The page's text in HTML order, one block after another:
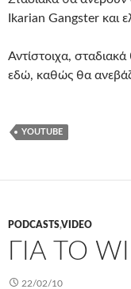
Ikarian Gangster και
Αντίστοιχα,
εδώ, καθώς θα
YOUTUBE
PODCASTS,VIDEO
ΓΙΑ ΤΟ
22/02/10